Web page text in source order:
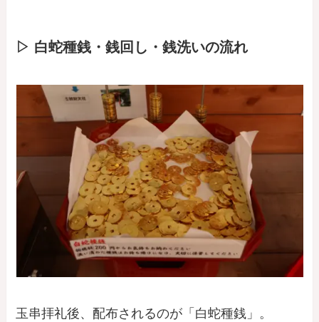
▷ 白蛇種銭・銭回し・銭洗いの流れ
玉串拝礼後、配布されるのが「白蛇種銭」。